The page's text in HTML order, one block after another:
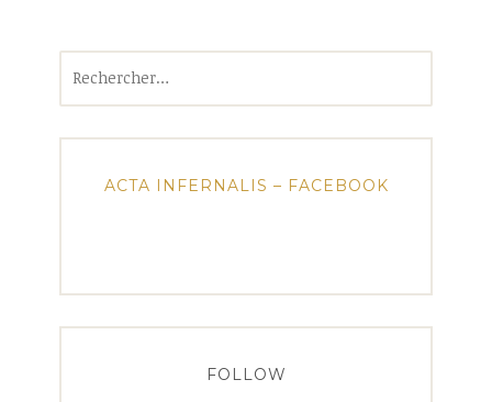
ACTA INFERNALIS – FACEBOOK
FOLLOW